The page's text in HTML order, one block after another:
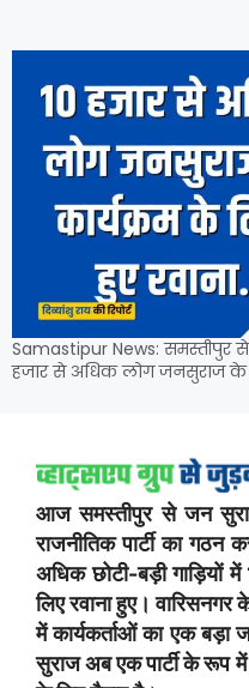
Samastipur News: समस्तीपुर
हजार से अधिक लोग जनसुराज के
आज समस्तीपुर से जन
राजनीतिक पार्टी का
अधिक छोटी-बड़ी
लिए रवाना हुए।
में कार्यकर्ताओं का एक बड़ा
सुराज अब एक पार्टी के रूप